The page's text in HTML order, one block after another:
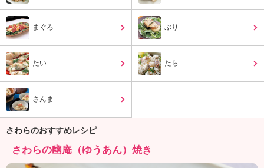
シ
ル
ん
き
まぐろ ぶり
たい たら
さんま
さわらのおすすめレシピ
さわらの幽庵（ゆうあん）焼き